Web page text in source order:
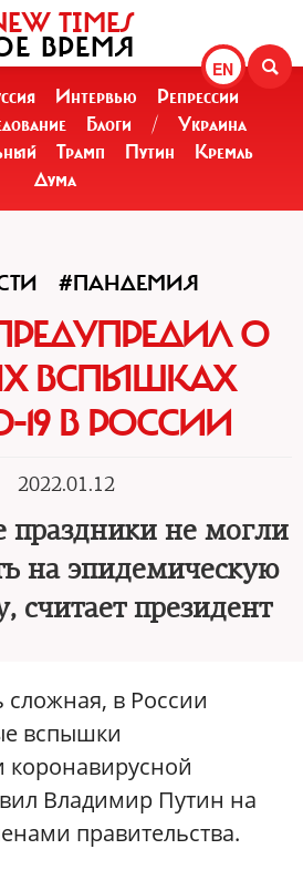
EN
TIMES
ВРЕМЯ
Интервью
Репрессии
Блоги /
Украина
Трамп Путин
Кремль
Дума
#ПАНДЕМИЯ
О
ВСПЫШКАХ
19 В РОССИИ
2022.01.12
праздники не могли
на эпидемическую
считает президент
в России
вспышки
коронавирусной
Владимир Путин на
правительства.